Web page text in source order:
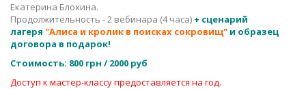
Екатерина Блохина.
Продолжительность - 2 вебинара (4 часа) + сценарий
лагеря "Алиса и кролик в поисках сокровищ" и образец
договора в подарок!
Стоимость: 800 грн / 2000 руб
Доступ к мастер-классу предоставляется на год.